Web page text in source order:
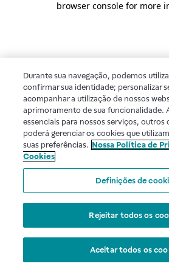
browser console for more
Durante sua navegação, podemos
confirmar sua identidade; personalizar
acompanhar a utilização de nossos
aprimoramento de sua funcionalidade.
essenciais para nossos serviços, outros
poderá gerenciar os cookies que
suas preferências. Nossa Política de
Cookies
Definições de
Rejeitar todos os
Aceitar todos os